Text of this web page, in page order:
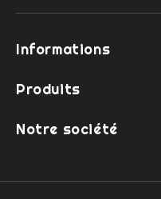
Informations
Produits
Notre société